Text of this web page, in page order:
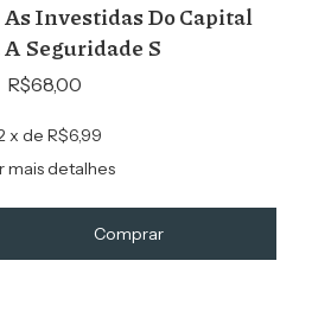
Investidas Do Capital
Seguridade S
R$68,00
x de R$6,99
mais detalhes